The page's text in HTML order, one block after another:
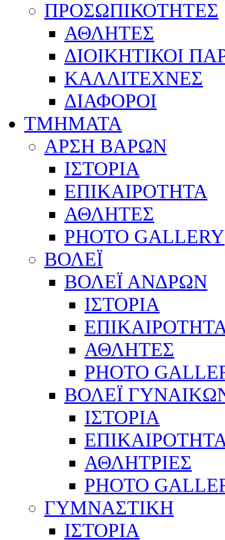
ΠΡΟΣΩΠΙΚΟΤΗΤΕΣ
ΑΘΛΗΤΕΣ
ΔΙΟΙΚΗΤΙΚΟΙ
ΚΑΛΛΙΤΕΧΝΕΣ
ΔΙΑΦΟΡΟΙ
ΤΜΗΜΑΤΑ
ΑΡΣΗ ΒΑΡΩΝ
ΙΣΤΟΡΙΑ
ΕΠΙΚΑΙΡΟΤΗΤΑ
ΑΘΛΗΤΕΣ
PHOTO GALLERY
ΒΟΛΕΪ
ΒΟΛΕΪ ΑΝΔΡΩΝ
ΙΣΤΟΡΙΑ
ΑΘΛΗΤΕΣ
PHOTO
ΒΟΛΕΪ
ΙΣΤΟΡΙΑ
ΑΘΛΗΤΡΙΕΣ
PHOTO
ΓΥΜΝΑΣΤΙΚΗ
ΙΣΤΟΡΙΑ